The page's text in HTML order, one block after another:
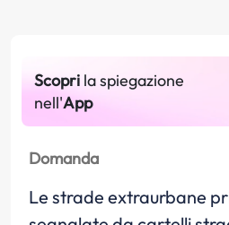
Scopri la spiegazione
nell'App
Domanda
Le strade extraurbane